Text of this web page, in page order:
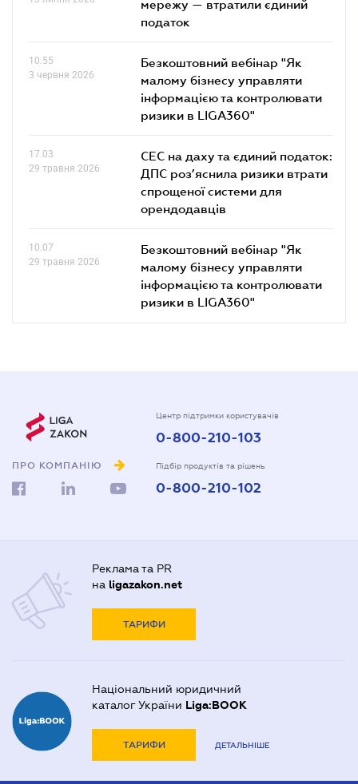
мережу — втратили єдиний
податок
10.55
3 червня 2026
Безкоштовний вебінар "Як
малому бізнесу управляти
інформацією та контролювати
ризики в LIGA360"
17.03
29 травня 2026
СЕС на даху та єдиний податок:
ДПС роз’яснила ризики втрати
спрощеної системи для
орендодавців
10.07
29 травня 2026
Безкоштовний вебінар "Як
малому бізнесу управляти
інформацією та контролювати
ризики в LIGA360"
ПРО КОМПАНІЮ
Центр підтримки користувачів
0-800-210-103
Підбір продуктів та рішень
0-800-210-102
Реклама та PR
на ligazakon.net
ТАРИФИ
Національний юридичний
каталог України Liga:BOOK
ТАРИФИ ДЕТАЛЬНІШЕ